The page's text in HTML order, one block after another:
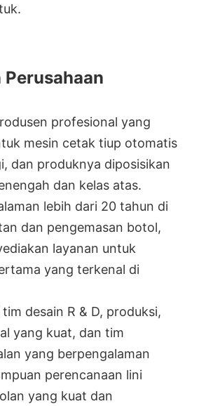
profesional yang
mesin cetak tiup otomatis
dan produknya diposisikan
dan kelas atas.
lebih dari 20 tahun di
dan pengemasan botol,
layanan untuk
yang terkenal di
desain R & D, produksi,
yang kuat, dan tim
yang berpengalaman
perencanaan lini
yang kuat dan